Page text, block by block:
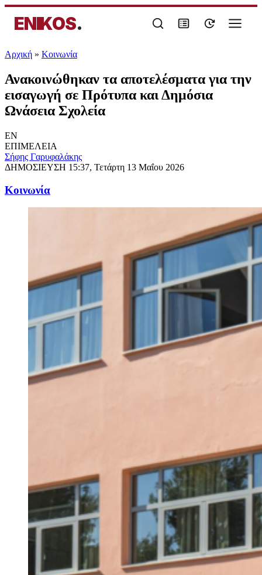
ENIKOS.
Αρχική » Κοινωνία
Ανακοινώθηκαν τα αποτελέσματα για την
εισαγωγή σε Πρότυπα και Δημόσια
Ωνάσεια Σχολεία
EN
ΕΠΙΜΕΛΕΙΑ
Σήφης Γαρυφαλάκης
ΔΗΜΟΣΙΕΥΣΗ 15:37, Τετάρτη 13 Μαΐου 2026
Κοινωνία